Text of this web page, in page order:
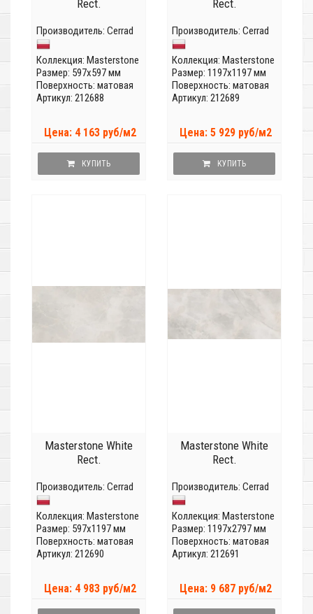
Rect.
Производитель: Cerrad
Коллекция: Masterstone
Размер: 597x597 мм
Поверхность: матовая
Артикул: 212688
Цена: 4 163 руб/м2
КУПИТЬ
Rect.
Производитель: Cerrad
Коллекция: Masterstone
Размер: 1197x1197 мм
Поверхность: матовая
Артикул: 212689
Цена: 5 929 руб/м2
КУПИТЬ
Masterstone White
Rect.
Производитель: Cerrad
Коллекция: Masterstone
Размер: 597x1197 мм
Поверхность: матовая
Артикул: 212690
Цена: 4 983 руб/м2
Masterstone White
Rect.
Производитель: Cerrad
Коллекция: Masterstone
Размер: 1197x2797 мм
Поверхность: матовая
Артикул: 212691
Цена: 9 687 руб/м2